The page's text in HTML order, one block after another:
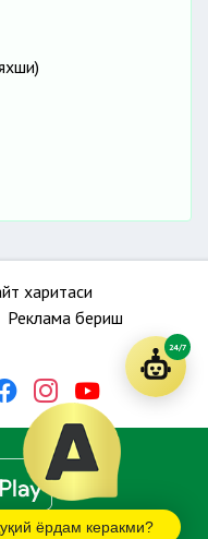
харитаси
Реклама бериш
ёрдам керакми?
24/7